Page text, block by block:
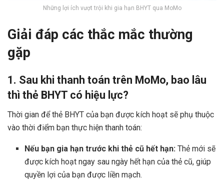
Những lợi ích vượt trội khi gia hạn BHYT qua MoMo
Giải đáp các thắc mắc thường
gặp
1. Sau khi thanh toán trên MoMo, bao lâu
thì thẻ BHYT có hiệu lực?
Thời gian để thẻ BHYT của bạn được kích hoạt sẽ phụ thuộc
vào thời điểm bạn thực hiện thanh toán:
Nếu bạn gia hạn trước khi thẻ cũ hết hạn: Thẻ mới sẽ
được kích hoạt ngay sau ngày hết hạn của thẻ cũ, giúp
quyền lợi của bạn được liền mạch.